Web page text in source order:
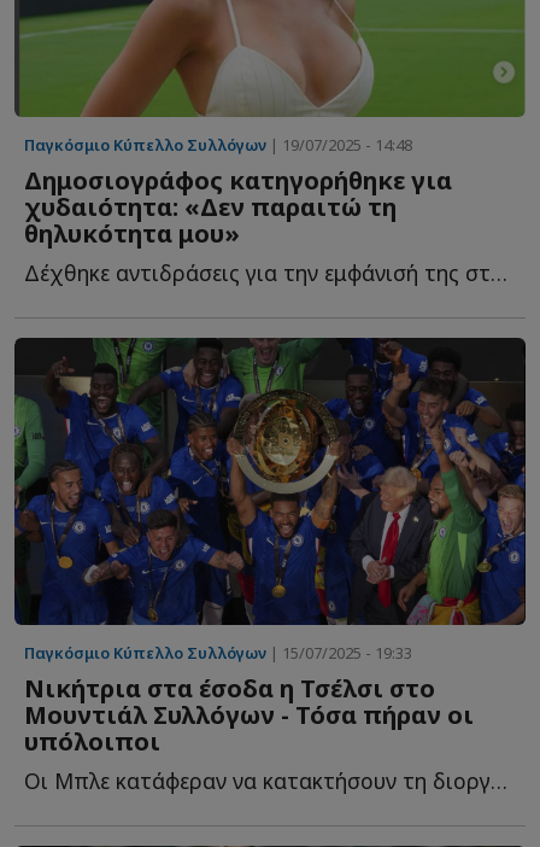
Παγκόσμιο Κύπελλο Συλλόγων | 19/07/2025 - 14:48
Δημοσιογράφος κατηγορήθηκε για
χυδαιότητα: «Δεν παραιτώ τη
θηλυκότητα μου»
Δέχθηκε αντιδράσεις για την εμφάνισή της στο Μουντιάλ Σ...
Παγκόσμιο Κύπελλο Συλλόγων | 15/07/2025 - 19:33
Νικήτρια στα έσοδα η Τσέλσι στο
Μουντιάλ Συλλόγων - Τόσα πήραν οι
υπόλοιποι
Οι Μπλε κατάφεραν να κατακτήσουν τη διοργάνωση και ό...